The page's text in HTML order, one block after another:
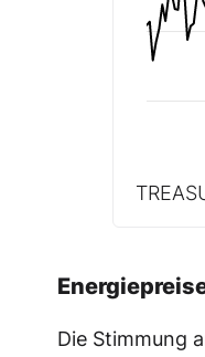
Die Stimmung